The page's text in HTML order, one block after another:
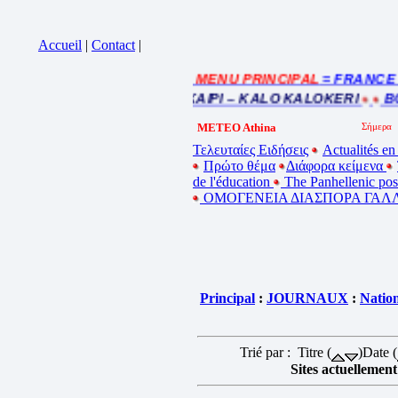
Accueil | Contact |
= MENU PRINCIPAL= FRANCE :
BEL ETE – ΚΑΛΟ ΚΑΛΟΚΑΙΡΙ – KALO KALOKERI
METEO Athina
Τελευταίες Ειδήσεις
Actualités
Πρώτο θέμα
Διάφορα κείμενα
de l'éducation
The Panhellenic
ΟΜΟΓΕΝΕΙΑ ΔΙΑΣΠΟΡΑ
Principal : JOURNAUX :
Trié par : Titre (
)Date (
Sites